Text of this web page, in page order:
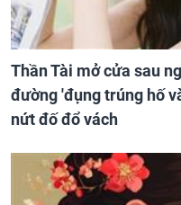
Thần Tài mở cửa sau
đường 'đụng trúng hố
nứt đố đổ vách